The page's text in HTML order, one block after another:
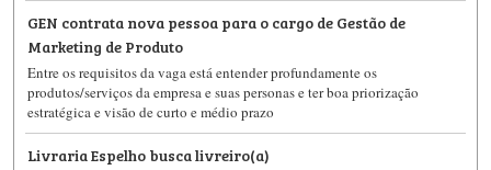
GEN contrata nova pessoa para o cargo de Gestão de
Marketing de Produto
Entre os requisitos da vaga está entender profundamente os
produtos/serviços da empresa e suas personas e ter boa priorização
estratégica e visão de curto e médio prazo
Livraria Espelho busca livreiro(a)